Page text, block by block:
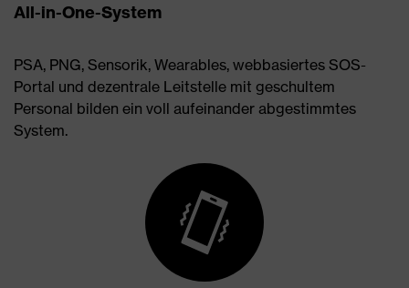
All-in-One-System
PSA, PNG, Sensorik, Wearables, webbasiertes SOS-
Portal und dezentrale Leitstelle mit geschultem
Personal bilden ein voll aufeinander abgestimmtes
System.